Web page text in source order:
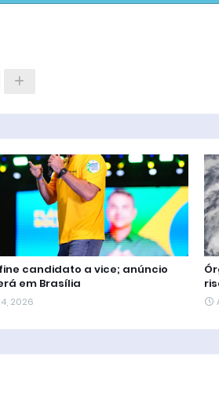
candidato a vice; anúncio
em Brasília
2026